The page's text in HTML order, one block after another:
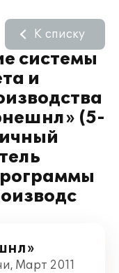
системы
и
(5-
К списку
Март 2011